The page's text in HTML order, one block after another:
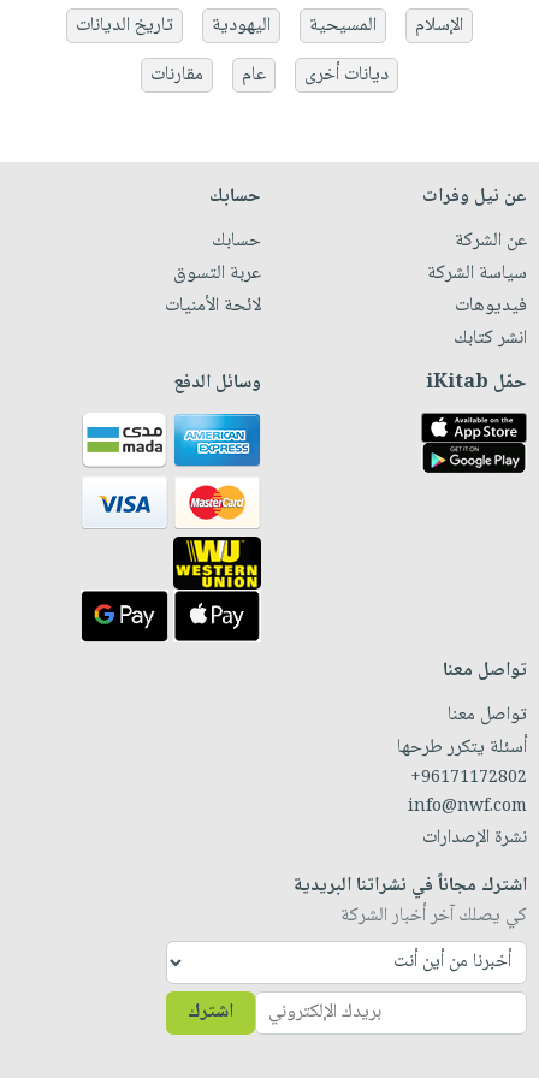
الإسلام المسيحية اليهودية
تاريخ الديانات
ديانات أخرى
عام مقارنات
عن نيل وفرات
عن الشركة
سياسة الشركة
فيديوهات
انشر كتابك
حسابك
حسابك
عربة التسوق
لائحة الأمنيات
حمّل iKitab وسائل الدفع
تواصل معنا
تواصل معنا
أسئلة يتكرر طرحها
+96171172802
info@nwf.com
نشرة الإصدارات
اشترك مجاناً في نشراتنا البريدية
كي يصلك آخر أخبار الشركة
اشترك